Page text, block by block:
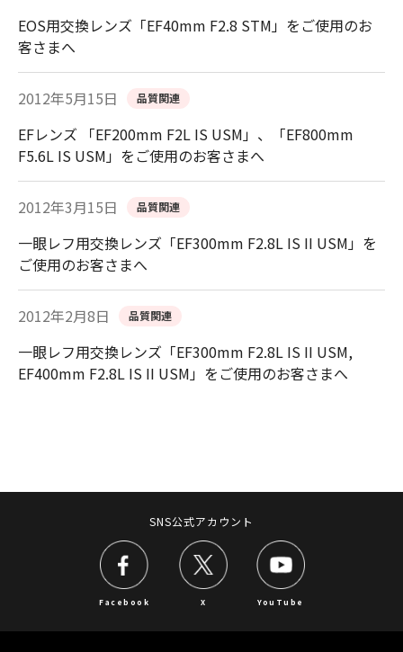
EOS用交換レンズ「EF40mm F2.8 STM」をご使用のお
客さまへ
2012年5月15日 品質関連
EFレンズ 「EF200mm F2L IS USM」、「EF800mm
F5.6L IS USM」をご使用のお客さまへ
2012年3月15日 品質関連
一眼レフ用交換レンズ「EF300mm F2.8L IS II USM」を
ご使用のお客さまへ
2012年2月8日 品質関連
一眼レフ用交換レンズ「EF300mm F2.8L IS II USM,
EF400mm F2.8L IS II USM」をご使用のお客さまへ
SNS公式アカウント
Facebook X YouTube